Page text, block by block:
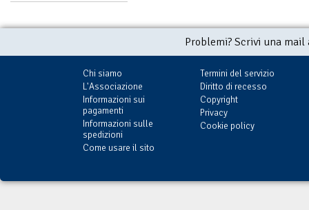
Problemi? Scrivi una
Chi siamo
L'Associazione
Informazioni sui
pagamenti
Informazioni sulle
spedizioni
Come usare il sito
Termini del servizio
Diritto di recesso
Copyright
Privacy
Cookie policy